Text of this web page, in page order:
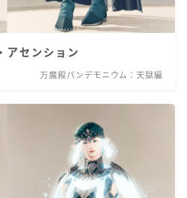
アセンション
万魔殿パンデモニウム：天獄編